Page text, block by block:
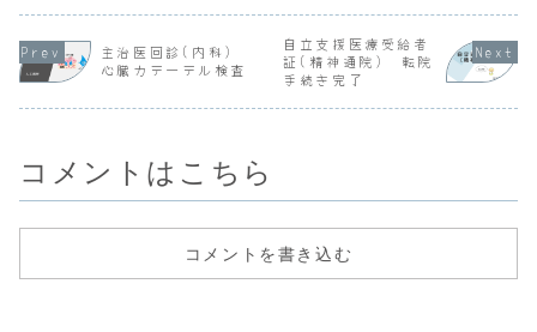
いいものでしょう
すべきでしょう
か。年齢 43歳通
院歴 2004.7...
なりました。職場
で、12月から平常
勤務可能の診断書
を職場に提出する
て怒鳴りつけられ
１）この世の果て
カウンセリングル
ーム（Ｄさん）ど
っ...
を職場で交
る。」と話
ました。家
「郵送でお
主治医回診(内科)
心臓カテーテル検査
自立支援医療受給者
証(精神通院) 転院
手続き完了
コメントはこちら
コメントを書き込む